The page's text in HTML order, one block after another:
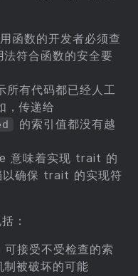
函数的开发者必须查
符合函数的安全要
有代码都已经人工
，传递给
的索引值都没有越
意味着实现 trait 的
确保 trait 的实现符
：
可接受不受检查的索
制被破坏的可能